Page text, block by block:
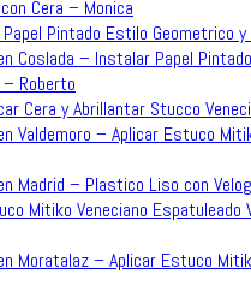
Cera – Monica
Pintado Estilo Geometrico y
Coslada – Instalar Papel
Roberto
Cera y Abrillantar Stucco
Valdemoro – Aplicar Estuco
Madrid – Plastico Liso con
Mitiko Veneciano Espatuleado
Moratalaz – Aplicar Estuco